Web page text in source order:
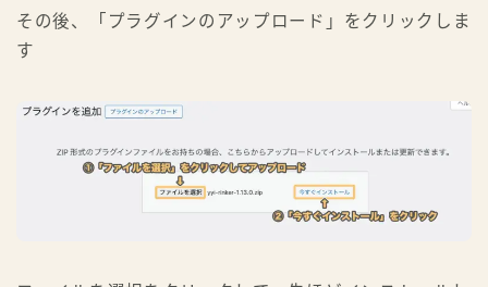
その後、「プラグインのアップロード」をクリックしま
す